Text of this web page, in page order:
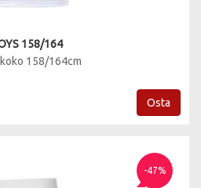
158/164
158/164cm
Osta
-47%